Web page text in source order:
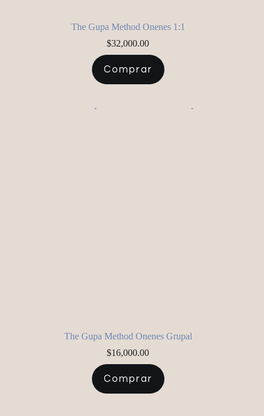
The Gupa Method Onenes 1:1
$32,000.00
Comprar
The Gupa Method Onenes Grupal
$16,000.00
Comprar